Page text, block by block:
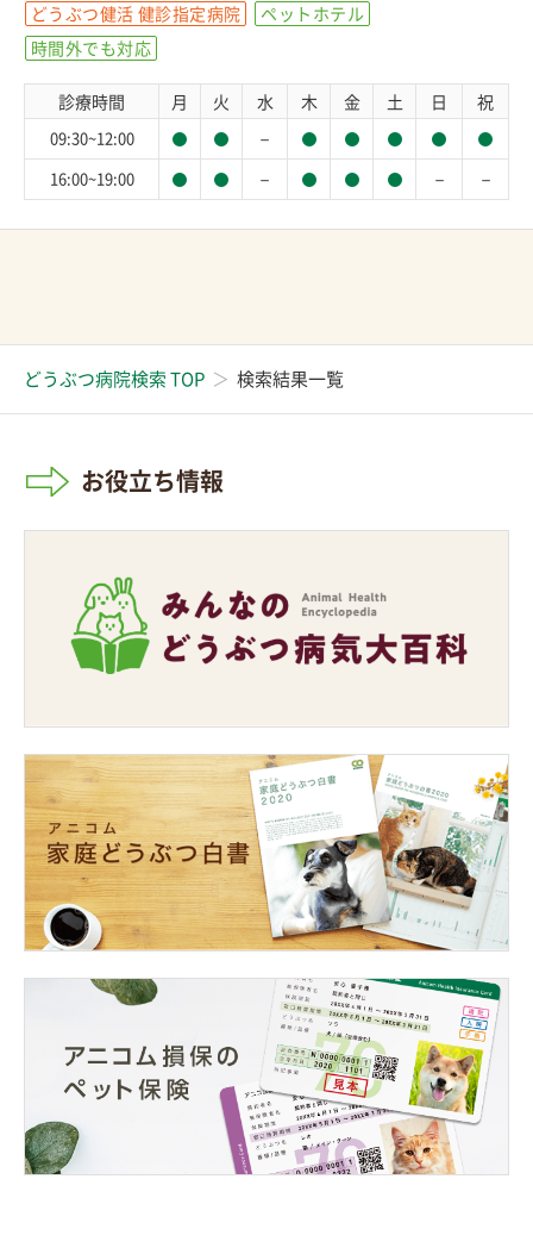
どうぶつ健活 健診指定病院
ペットホテル
時間外でも対応
診療時間 月 火 水 木 金 土 日 祝
09:30~12:00 －
16:00~19:00 － － －
どうぶつ病院検索 TOP 検索結果一覧
お役立ち情報